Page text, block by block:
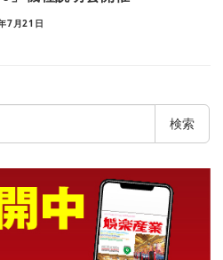
7月21日
検索